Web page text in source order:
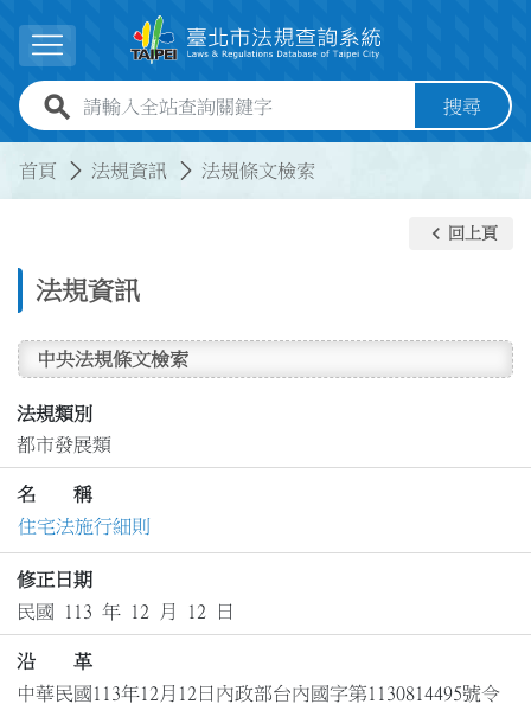
展開選單
全站查詢關鍵字欄位 搜尋
首頁 法規資訊 法規條文檢索
法規資訊
keyboard_arrow_left 回上頁
中央法規條文檢索
法規類別
都市發展類
名 稱
住宅法施行細則
修正日期
民國 113 年 12 月 12 日
沿 革
中華民國113年12月12日內政部台內國字第1130814495號令